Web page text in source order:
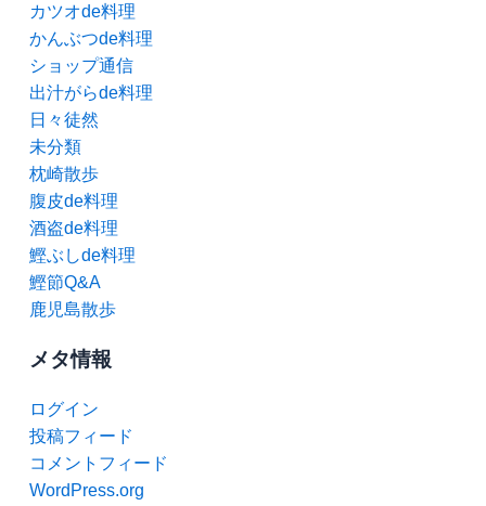
カツオde料理
かんぶつde料理
ショップ通信
出汁がらde料理
日々徒然
未分類
枕崎散歩
腹皮de料理
酒盗de料理
鰹ぶしde料理
鰹節Q&A
鹿児島散歩
メタ情報
ログイン
投稿フィード
コメントフィード
WordPress.org